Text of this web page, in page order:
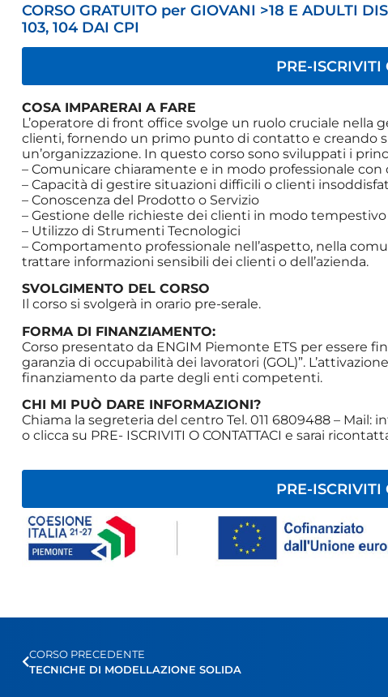
CORSO GRATUITO per GIOVANI >18 E ADULTI
103, 104 DAI CPI
PRE-ISCRIVITI
COSA IMPARERAI A FARE
L’operatore di front office svolge un ruolo cruciale nella
clienti, fornendo un primo punto di contatto e creando
un’organizzazione. In questo corso sono sviluppati i
– Comunicare chiaramente e in modo professionale
– Capacità di gestire situazioni difficili o clienti
– Conoscenza del Prodotto o Servizio
– Gestione delle richieste dei clienti in modo
– Utilizzo di Strumenti Tecnologici
– Comportamento professionale nell’aspetto, nella
trattare informazioni sensibili dei clienti o dell’azienda.
SVOLGIMENTO DEL CORSO
Il corso si svolgerà in orario pre-serale.
FORMA DI FINANZIAMENTO:
Corso presentato da ENGIM Piemonte ETS per essere
garanzia di occupabilità dei lavoratori (GOL)”.
finanziamento da parte degli enti competenti.
CHI MI PUÒ DARE INFORMAZIONI?
Chiama la segreteria del centro Tel. 011 6809488 – Mail:
o clicca su PRE- ISCRIVITI O CONTATTACI e sarai
PRE-ISCRIVITI
CORSO PRECEDENTE
TECNICHE DI MODELLAZIONE SOLIDA